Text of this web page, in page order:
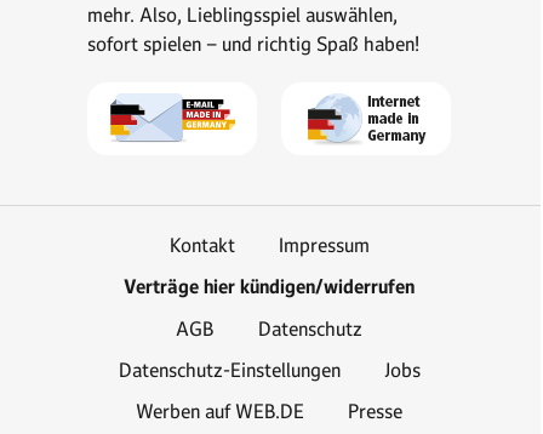
mehr. Also, Lieblingsspiel auswählen,
sofort spielen – und richtig Spaß haben!
Kontakt Impressum
Verträge hier kündigen/widerrufen
AGB
Datenschutz
Datenschutz-Einstellungen
Jobs
Werben auf WEB.DE
Presse